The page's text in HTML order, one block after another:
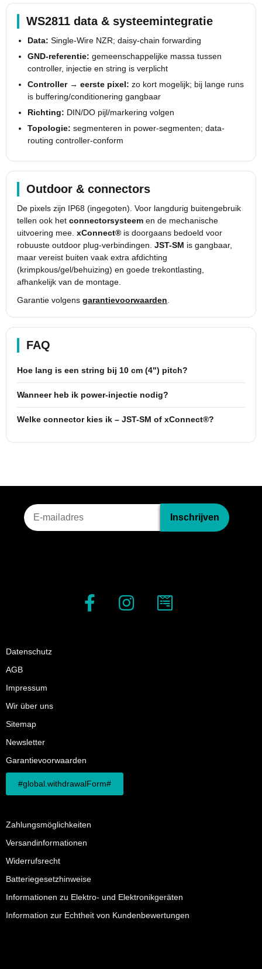
WS2811 data & systeemintegratie
Data: Single-Wire NZR; daisy-chain forwarding
GND-referentie: gemeenschappelijke massa tussen
controller, injectie en string is verplicht
Controller → eerste pixel: zo kort mogelijk; bij lange runs
is buffering/conditionering gangbaar
Richting: DIN/DO pijl/markering volgen
Topologie: segmenteren in power-segmenten; data-
routing controller-conform
Outdoor & connectors
De pixels zijn IP68 (ingegoten). Voor langdurig buitengebruik
tellen ook het connectorsysteem en de mechanische
uitvoering mee. xConnect® is doorgaans bedoeld voor
robuuste outdoor plug-verbindingen. JST-SM is gangbaar,
maar vereist buiten vaak extra afdichting
(krimpkous/gel/behuizing) en goede trekontlasting,
afhankelijk van de montage.
Garantie volgens garantievoorwaarden
FAQ
Hoe lang is een string bij 10 cm (4") pitch?
Wanneer heb ik power-injectie nodig?
Welke connector kies ik – JST-SM of xConnect®?
Nieuwsbriefinschrijving
Inschrijven
Datenschutz
AGB
Impressum
Wir über uns
Sitemap
Newsletter
Garantievoorwaarden
#global.withdrawalForm#
Zahlungsmöglichkeiten
Versandinformationen
Widerrufsrecht
Batteriegesetzhinweise
Informationen zu Elektro- und Elektronikgeräten
Information zur Echtheit von Kundenbewertungen